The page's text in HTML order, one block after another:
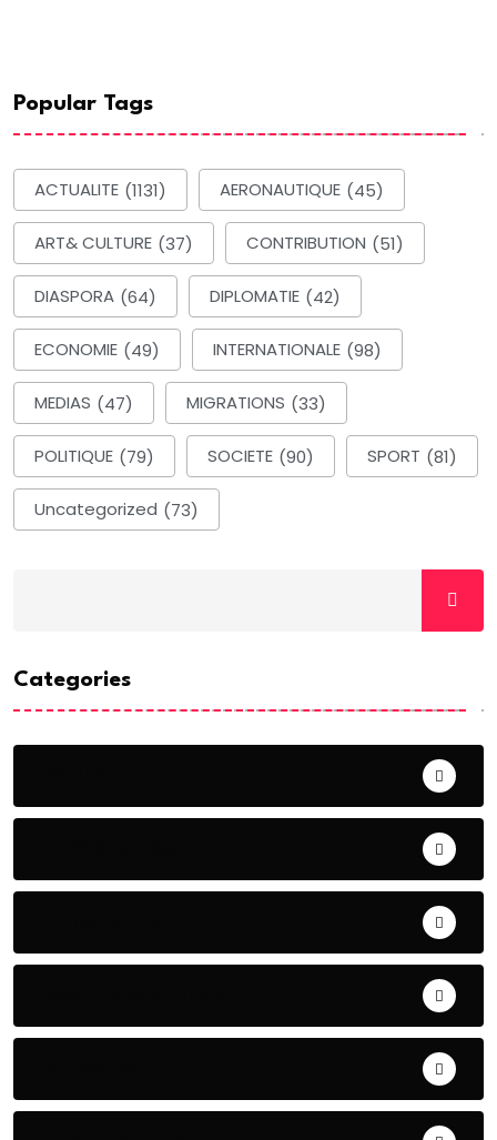
Popular Tags
ACTUALITE (1131) AERONAUTIQUE (45)
ART& CULTURE (37) CONTRIBUTION (51)
DIASPORA (64) DIPLOMATIE (42)
ECONOMIE (49) INTERNATIONALE (98)
MEDIAS (47) MIGRATIONS (33)
POLITIQUE (79) SOCIETE (90) SPORT (81)
Uncategorized (73)
Categories